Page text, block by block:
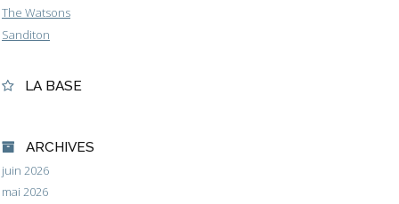
The Watsons
Sanditon
LA BASE
ARCHIVES
juin 2026
mai 2026